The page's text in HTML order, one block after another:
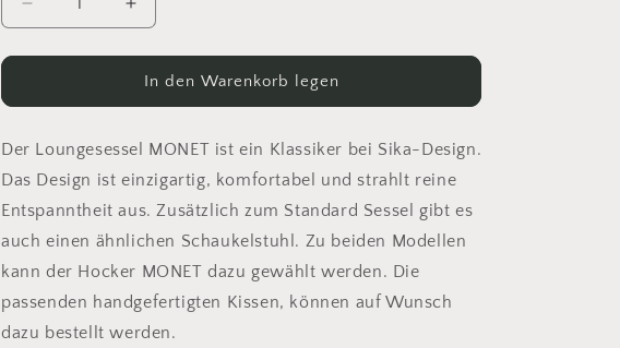
Verringere
die
Menge
Loungesessel
MONET
Erhöhe
die
Menge
für
Loungesessel
MONET
In den Warenkorb legen
Der Loungesessel MONET ist ein Klassiker bei Sika-Design.
Das Design ist einzigartig, komfortabel und strahlt reine
Entspanntheit aus. Zusätzlich zum Standard Sessel gibt es
auch einen ähnlichen Schaukelstuhl. Zu beiden Modellen
kann der Hocker MONET dazu gewählt werden. Die
passenden handgefertigten Kissen, können auf Wunsch
dazu bestellt werden.